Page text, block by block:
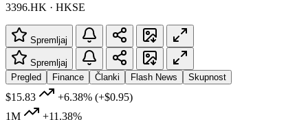
3396.HK · HKSE
Spremljaj
Spremljaj
Pregled
Finance Članki Flash News Skupnost
$15.83 +6.38% (+$0.95)
1M
+11.38%